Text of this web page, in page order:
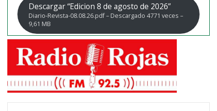
Descargar “Edicion 8 de agosto de 2026”
Diario-Revista-08.08.26.pdf – Descargado 4771 veces –
9,61 MB